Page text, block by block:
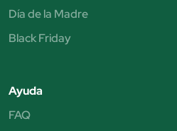
Día de la Madre
Black Friday
Ayuda
FAQ